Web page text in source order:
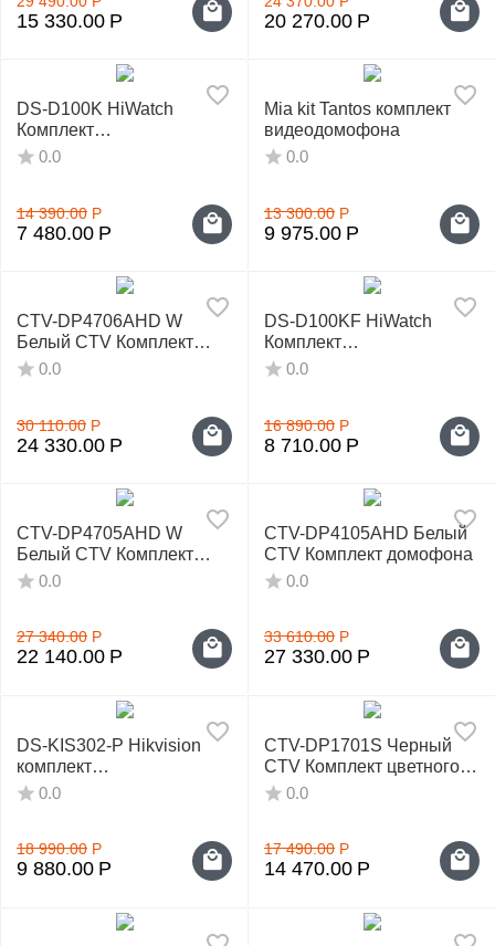
15 330.00 Р 20 270.00 Р
DS-D100K HiWatch
Комплект
видеодомофона
0.0
14 390.00 Р
7 480.00 Р
Mia kit Tantos комплект
видеодомофона
0.0
13 300.00 Р
9 975.00 Р
CTV-DP4706AHD W
Белый CTV Комплект
домофона
0.0
30 110.00 Р
24 330.00 Р
DS-D100KF HiWatch
Комплект
видеодомофона
0.0
16 890.00 Р
8 710.00 Р
CTV-DP4705AHD W
Белый CTV Комплект
домофона
0.0
27 340.00 Р
22 140.00 Р
CTV-DP4105AHD Белый
CTV Комплект домофона
0.0
33 610.00 Р
27 330.00 Р
DS-KIS302-P Hikvision
комплект
видеодомофонии
0.0
18 990.00 Р
9 880.00 Р
CTV-DP1701S Черный
CTV Комплект цветного
видеодомофона
0.0
17 490.00 Р
14 470.00 Р